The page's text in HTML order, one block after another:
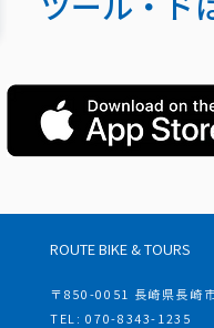
ツール・ド
ROUTE BIKE & TOURS
〒850-0051 長崎県長崎
TEL: 070-8343-1235